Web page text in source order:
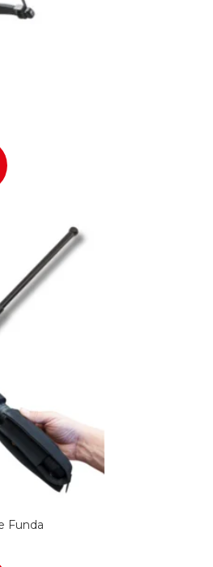
Funda